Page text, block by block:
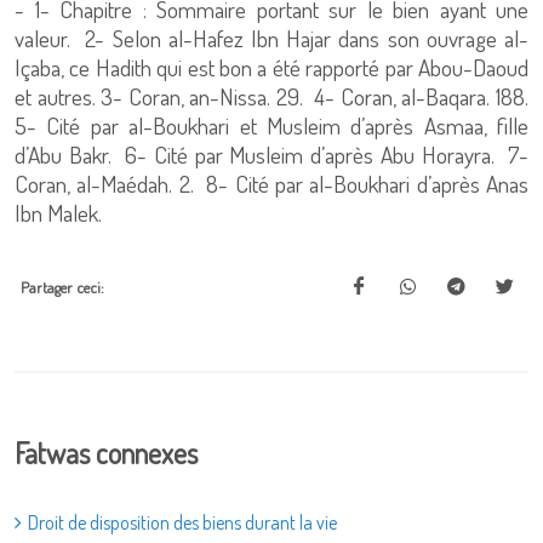
- 1- Chapitre : Sommaire portant sur le bien ayant une
valeur. 2- Selon al-Hafez Ibn Hajar dans son ouvrage al-
Içaba, ce Hadith qui est bon a été rapporté par Abou-Daoud
et autres. 3- Coran, an-Nissa. 29. 4- Coran, al-Baqara. 188.
5- Cité par al-Boukhari et Musleim d’après Asmaa, fille
d’Abu Bakr. 6- Cité par Musleim d’après Abu Horayra. 7-
Coran, al-Maédah. 2. 8- Cité par al-Boukhari d’après Anas
Ibn Malek.
Partager ceci:
Fatwas connexes
Droit de disposition des biens durant la vie